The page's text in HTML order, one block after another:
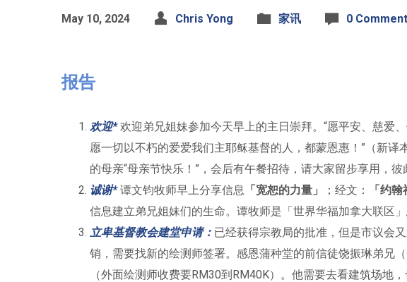
May 10, 2024 Chris Yong 家讯 0
报告
欢迎*欢迎弟兄姐妹参加今天早上的主日崇拜。“愿平安、慈爱
愿一切以不朽的爱爱我们主耶稣基督的人，都蒙恩惠！”（新
的母亲“母亲节快乐！”，会后有午餐招待，请大家留步享用，彼
诚谢*谭文钧牧师早上分享信息 「宽恕的力量」 ；经文： 「约
信息建立弟兄姐妹们的生命。谭牧师是「世界华福加拿大联区
立卑基督教会建堂申请： 已经获得宗教局的批准，但是市议会
销，需要找新的绘测师签署。感恩蒲种堂的前信徒饶振琳弟兄
（外面绘测师收费要RM30到RM40K）。他需要去看建筑场地